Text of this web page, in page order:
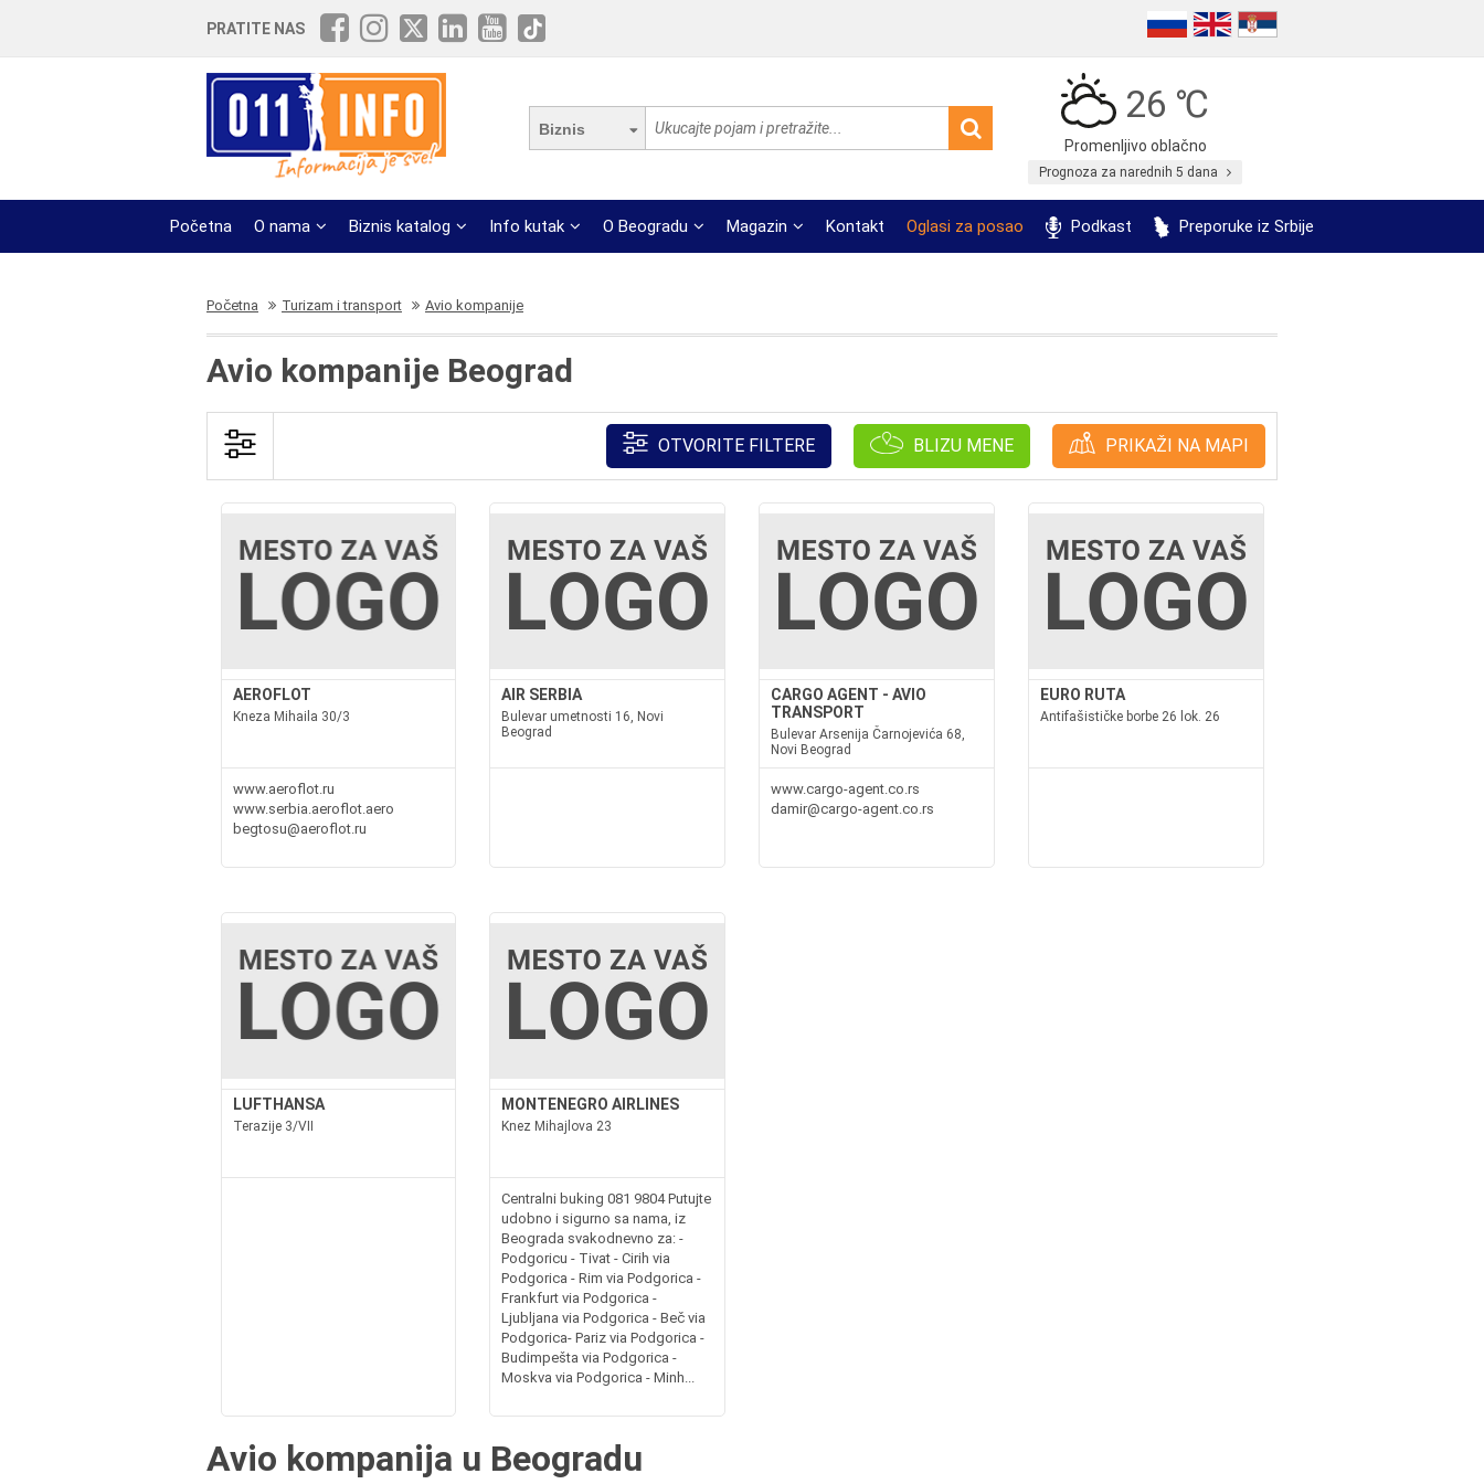
PRATITE NAS
Biznis
26 ℃
Promenljivo oblačno
Prognoza za narednih 5 dana
Početna O nama Biznis katalog Info kutak O Beogradu Magazin Kontakt Oglasi za posao Podkast Preporuke iz Srbije
Početna Turizam i transport Avio kompanije
Avio kompanije Beograd
OTVORITE FILTERE BLIZU MENE PRIKAŽI NA MAPI
AEROFLOT
Kneza Mihaila 30/3
www.aeroflot.ru
www.serbia.aeroflot.aero
begtosu@aeroflot.ru
AIR SERBIA
Bulevar umetnosti 16, Novi
Beograd
CARGO AGENT - AVIO
TRANSPORT
Bulevar Arsenija Čarnojevića 68,
Novi Beograd
www.cargo-agent.co.rs
damir@cargo-agent.co.rs
EURO RUTA
Antifašističke borbe 26 lok. 26
LUFTHANSA
Terazije 3/VII
MONTENEGRO AIRLINES
Knez Mihajlova 23
Centralni buking 081 9804 Putujte
udobno i sigurno sa nama, iz
Beograda svakodnevno za: -
Podgoricu - Tivat - Cirih via
Podgorica - Rim via Podgorica -
Frankfurt via Podgorica -
Ljubljana via Podgorica - Beč via
Podgorica- Pariz via Podgorica -
Budimpešta via Podgorica -
Moskva via Podgorica - Minh...
Avio kompanija u Beogradu